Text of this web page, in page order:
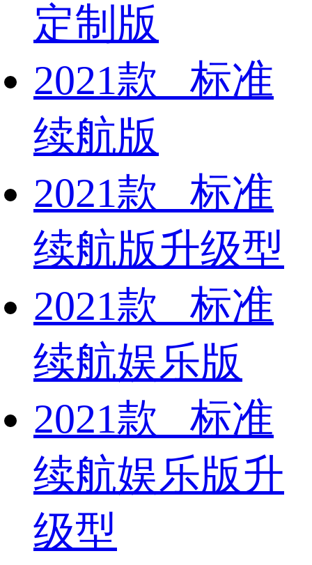
定制版
2021款 标准
续航版
2021款 标准
续航版升级型
2021款 标准
续航娱乐版
2021款 标准
续航娱乐版升
级型